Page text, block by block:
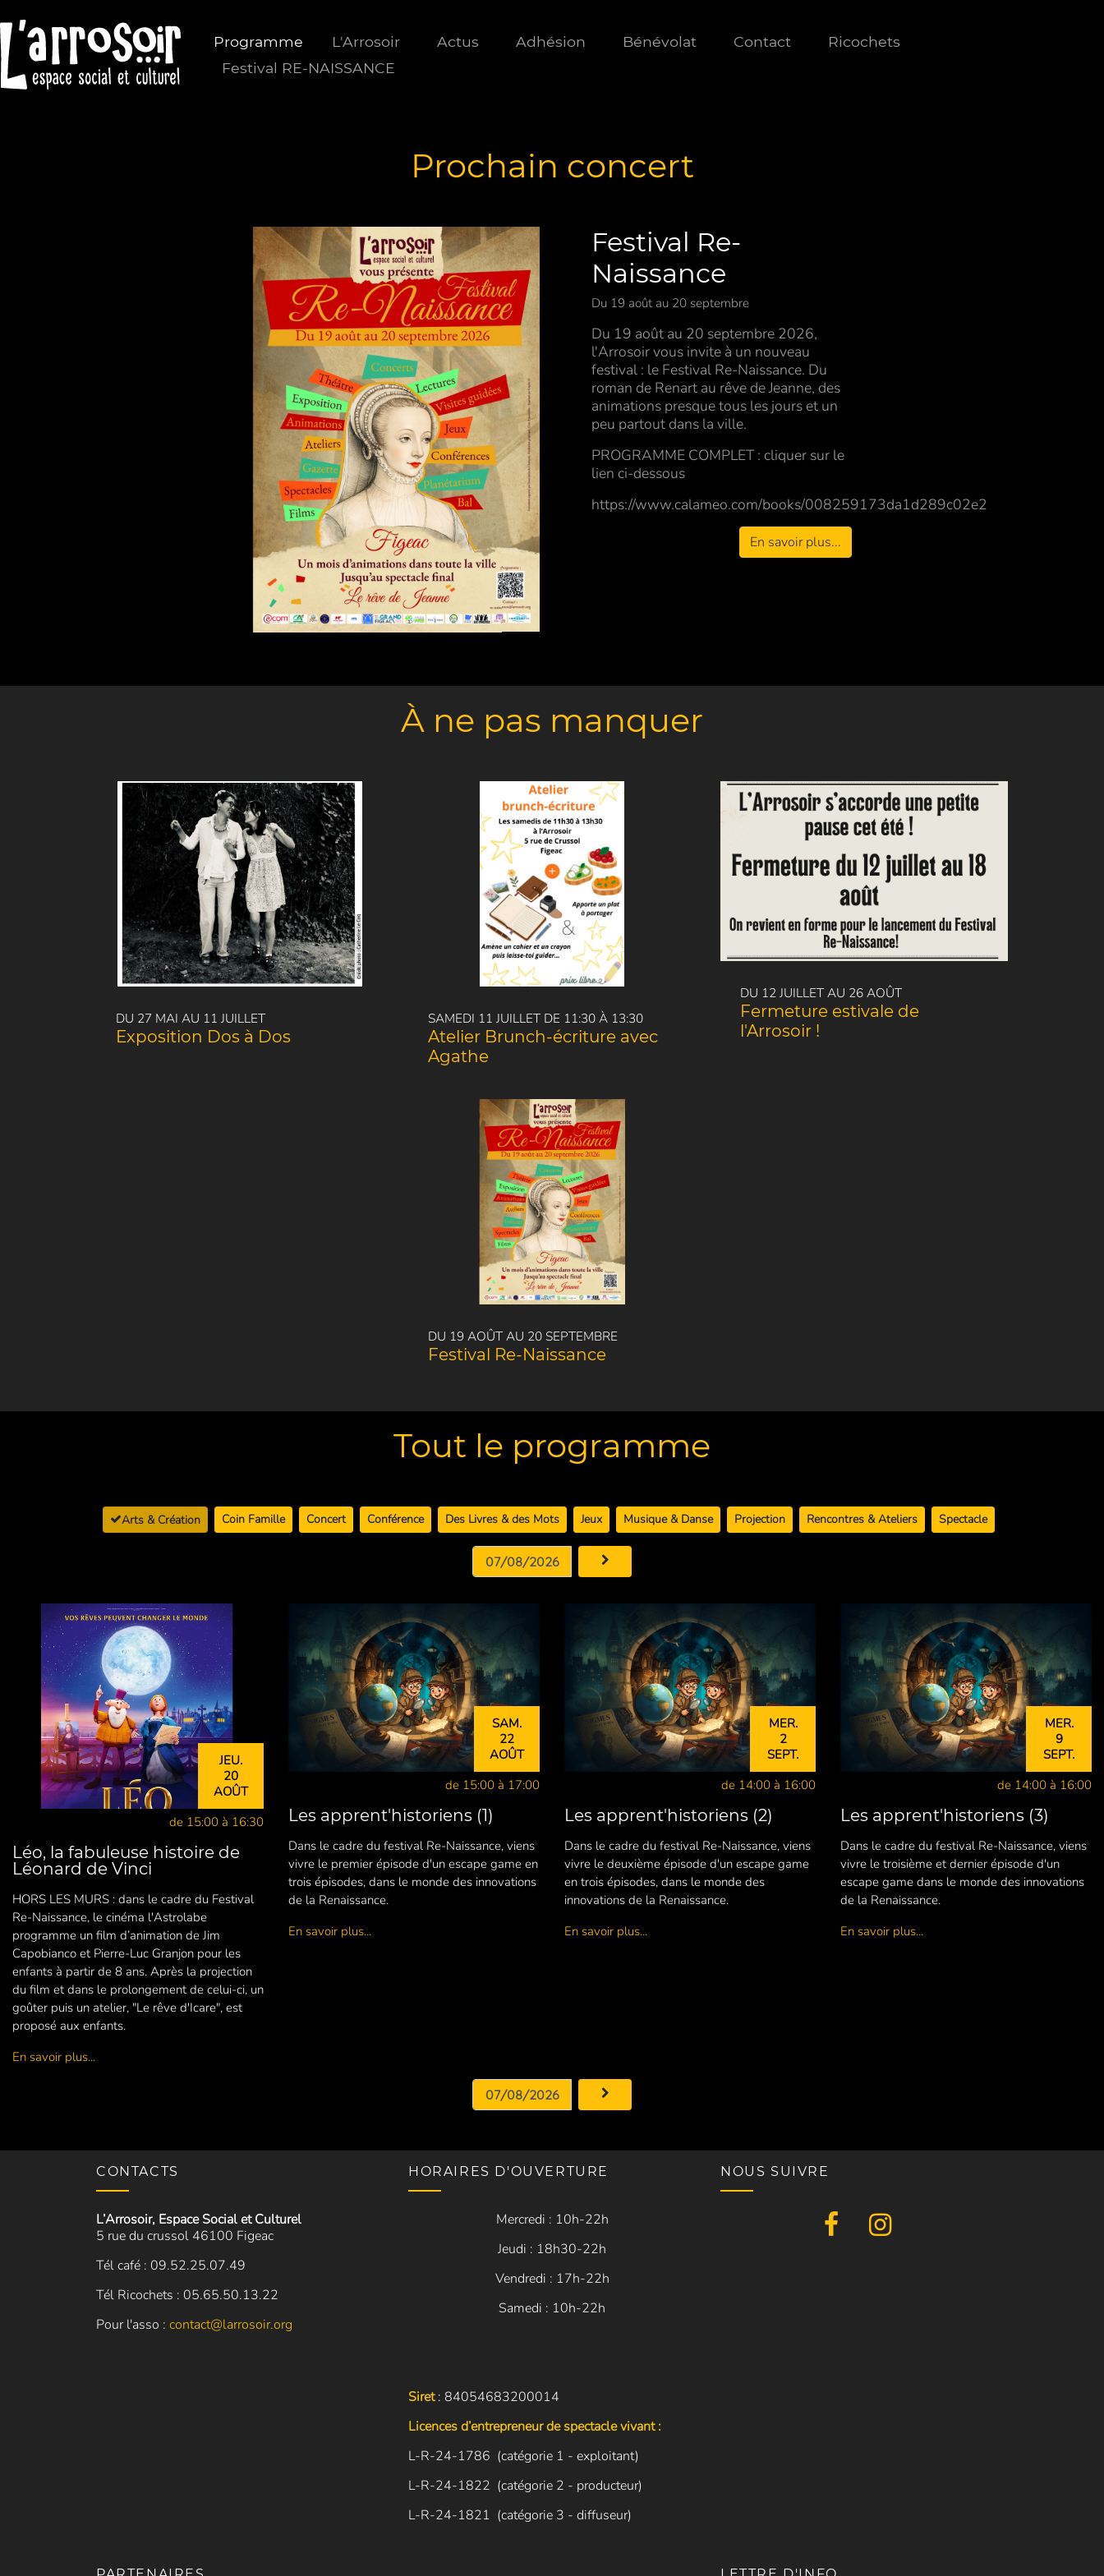
Programme L'Arrosoir Actus Adhésion Bénévolat Contact
Ricochets
Festival RE-NAISSANCE
Prochain concert
Festival Re-
Naissance
Du 19 août au 20 septembre
Du 19 août au 20 septembre 2026,
l'Arrosoir vous invite à un nouveau
festival : le Festival Re-Naissance. Du
roman de Renart au rêve de Jeanne, des
animations presque tous les jours et un
peu partout dans la ville.
PROGRAMME COMPLET : cliquer sur le
lien ci-dessous
https://www.calameo.com/books/008259173da1d289c02e2
En savoir plus...
À ne pas manquer
DU 27 MAI AU 11 JUILLET
Exposition Dos à Dos
SAMEDI 11 JUILLET DE 11:30 À 13:30
Atelier Brunch-écriture avec
Agathe
DU 12 JUILLET AU 26 AOÛT
Fermeture estivale de
l'Arrosoir !
DU 19 AOÛT AU 20 SEPTEMBRE
Festival Re-Naissance
Tout le programme
Arts & Création Coin Famille Concert Conférence Des Livres & des Mots Jeux Musique & Danse Projection Rencontres & Ateliers Spectacle
JEU.
20
AOÛT
de 15:00 à 16:30
Léo, la fabuleuse histoire de
Léonard de Vinci
HORS LES MURS : dans le cadre du Festival
Re-Naissance, le cinéma l'Astrolabe
programme un film d’animation de Jim
Capobianco et Pierre-Luc Granjon pour les
enfants à partir de 8 ans. Après la projection
du film et dans le prolongement de celui-ci, un
goûter puis un atelier, "Le rêve d'Icare", est
proposé aux enfants.
En savoir plus...
SAM.
22
AOÛT
de 15:00 à 17:00
Les apprent'historiens (1)
Dans le cadre du festival Re-Naissance, viens
vivre le premier épisode d'un escape game en
trois épisodes, dans le monde des innovations
de la Renaissance.
En savoir plus...
MER.
2
SEPT.
de 14:00 à 16:00
Les apprent'historiens (2)
Dans le cadre du festival Re-Naissance, viens
vivre le deuxième épisode d'un escape game
en trois épisodes, dans le monde des
innovations de la Renaissance.
En savoir plus...
MER.
9
SEPT.
de 14:00 à 16:00
Les apprent'historiens (3)
Dans le cadre du festival Re-Naissance, viens
vivre le troisième et dernier épisode d'un
escape game dans le monde des innovations
de la Renaissance.
En savoir plus...
CONTACTS
L’Arrosoir, Espace Social et Culturel
5 rue du crussol 46100 Figeac
Tél café : 09.52.25.07.49
Tél Ricochets : 05.65.50.13.22
Pour l'asso : contact@larrosoir.org
HORAIRES D'OUVERTURE
Mercredi : 10h-22h
Jeudi : 18h30-22h
Vendredi : 17h-22h
Samedi : 10h-22h
Siret: 84054683200014
Licences d’entrepreneur de spectacle vivant :
L-R-24-1786 (catégorie 1 - exploitant)
L-R-24-1822 (catégorie 2 - producteur)
L-R-24-1821 (catégorie 3 - diffuseur)
NOUS SUIVRE